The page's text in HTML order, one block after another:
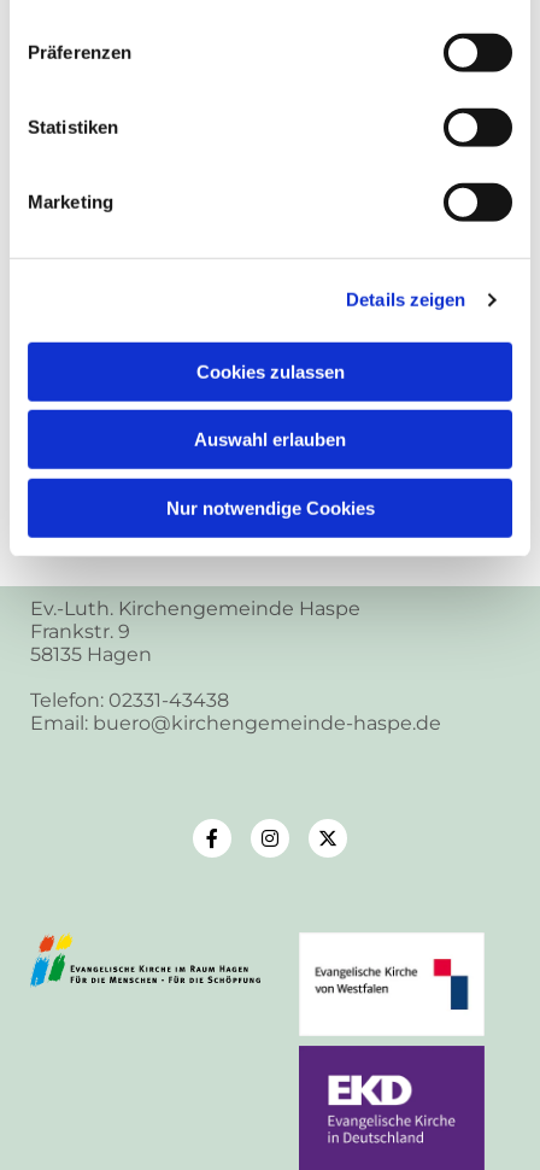
Präferenzen
Statistiken
Marketing
Details zeigen
Cookies zulassen
Auswahl erlauben
Nur notwendige Cookies
Ev.-Luth. Kirchengemeinde Haspe
Frankstr. 9
58135 Hagen
Telefon: 02331-43438
Email: buero@kirchengemeinde-haspe.de